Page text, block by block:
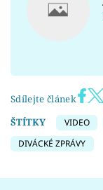
Sdílejte článek
ŠTÍTKY
VIDEO
DIVÁCKÉ ZPRÁVY